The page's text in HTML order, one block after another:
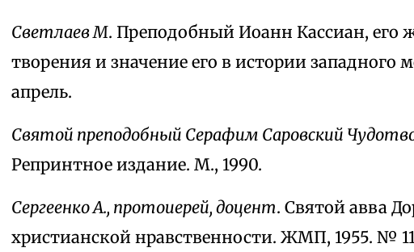
Светлаев М. Преподобный Иоанн Кассиан, его
творения и значение его в истории западного
апрель.
Святой преподобный Серафим Саровский
Репринтное издание. М., 1990.
Сергеенко А., протоиерей, доцент. Святой авва
христианской нравственности. ЖМП, 1955. №